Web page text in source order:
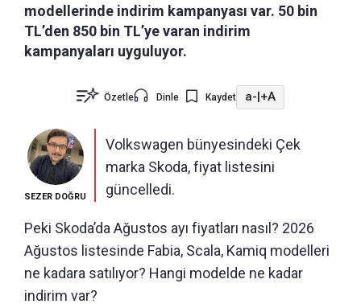
modellerinde indirim kampanyası var. 50 bin
TL’den 850 bin TL’ye varan indirim
kampanyaları uyguluyor.
Özetle Dinle Kaydet a- +A
SEZER DOĞRU
Volkswagen bünyesindeki Çek
marka Skoda, fiyat listesini
güncelledi.
Peki Skoda’da Ağustos ayı fiyatları nasıl? 2026
Ağustos listesinde Fabia, Scala, Kamiq modelleri
ne kadara satılıyor? Hangi modelde ne kadar
indirim var?